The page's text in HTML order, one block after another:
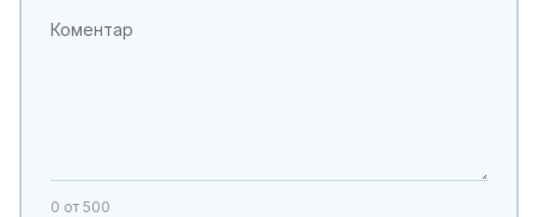
0 от 500